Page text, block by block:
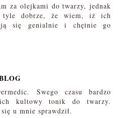
za olejkami do twarzy, jednak
tyle dobrze, że wiem, iż ich
się genialnie i chętnie go
Swego czasu bardzo
ich kultowy tonik do twarzy.
u mnie sprawdził.